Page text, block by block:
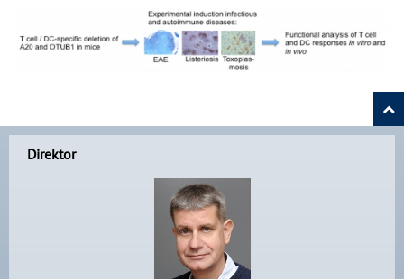
Direktor